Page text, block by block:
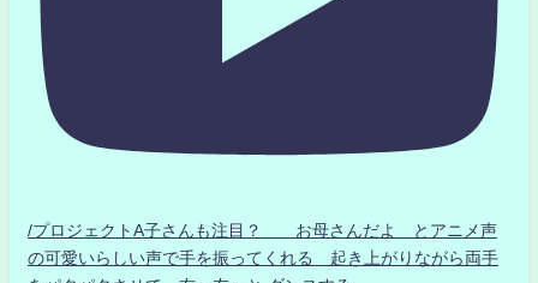
/プロジェクトA子さんも注目？ お母さんだよ とアニメ声
の可愛いらしい声で手を振ってくれる 起き上がりながら両手